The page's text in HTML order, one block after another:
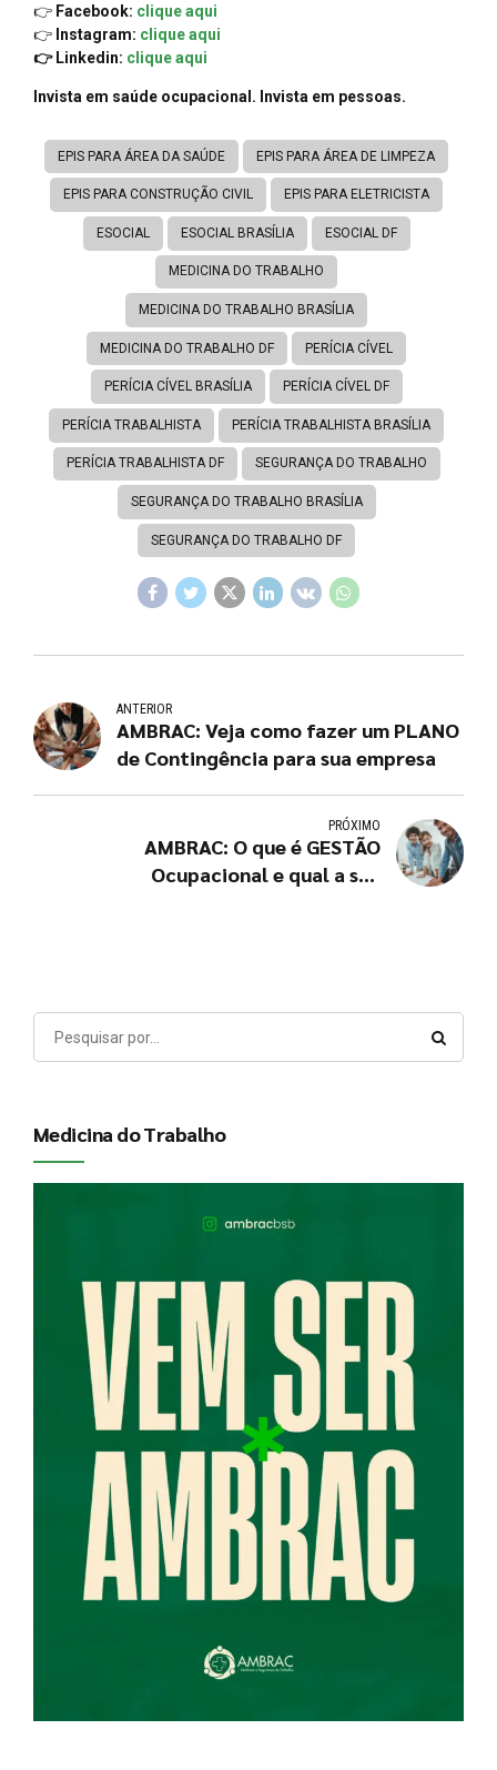
👉 Facebook: clique aqui
👉 Instagram: clique aqui
👉 Linkedin: clique aqui
Invista em saúde ocupacional. Invista em pessoas.
EPIS PARA ÁREA DA SAÚDE EPIS PARA ÁREA DE LIMPEZA
EPIS PARA CONSTRUÇÃO CIVIL EPIS PARA ELETRICISTA
ESOCIAL ESOCIAL BRASÍLIA ESOCIAL DF
MEDICINA DO TRABALHO
MEDICINA DO TRABALHO BRASÍLIA
MEDICINA DO TRABALHO DF PERÍCIA CÍVEL
PERÍCIA CÍVEL BRASÍLIA PERÍCIA CÍVEL DF
PERÍCIA TRABALHISTA PERÍCIA TRABALHISTA BRASÍLIA
PERÍCIA TRABALHISTA DF SEGURANÇA DO TRABALHO
SEGURANÇA DO TRABALHO BRASÍLIA
SEGURANÇA DO TRABALHO DF
ANTERIOR
AMBRAC: Veja como fazer um PLANO
de Contingência para sua empresa
PRÓXIMO
AMBRAC: O que é GESTÃO
Ocupacional e qual a sua
Medicina do Trabalho